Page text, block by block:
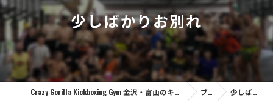
少しばかりお別れ
Crazy Gorilla Kickboxing Gym 金沢・富山のキックボクシングジム | クレイジーゴリラジム ブログ 少しばかりお別れ